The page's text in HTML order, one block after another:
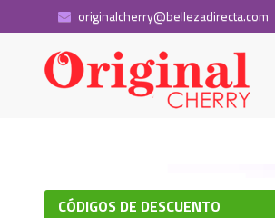
originalcherry@bellezadirecta.com
CÓDIGOS DE DESCUENTO